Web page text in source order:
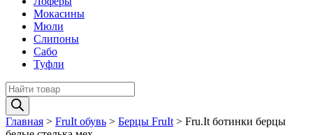
Мокасины
Мюли
Слипоны
Сабо
Туфли
Поиск
товаров
Главная > FruIt обувь > Берцы FruIt > Fru.It ботинки берцы